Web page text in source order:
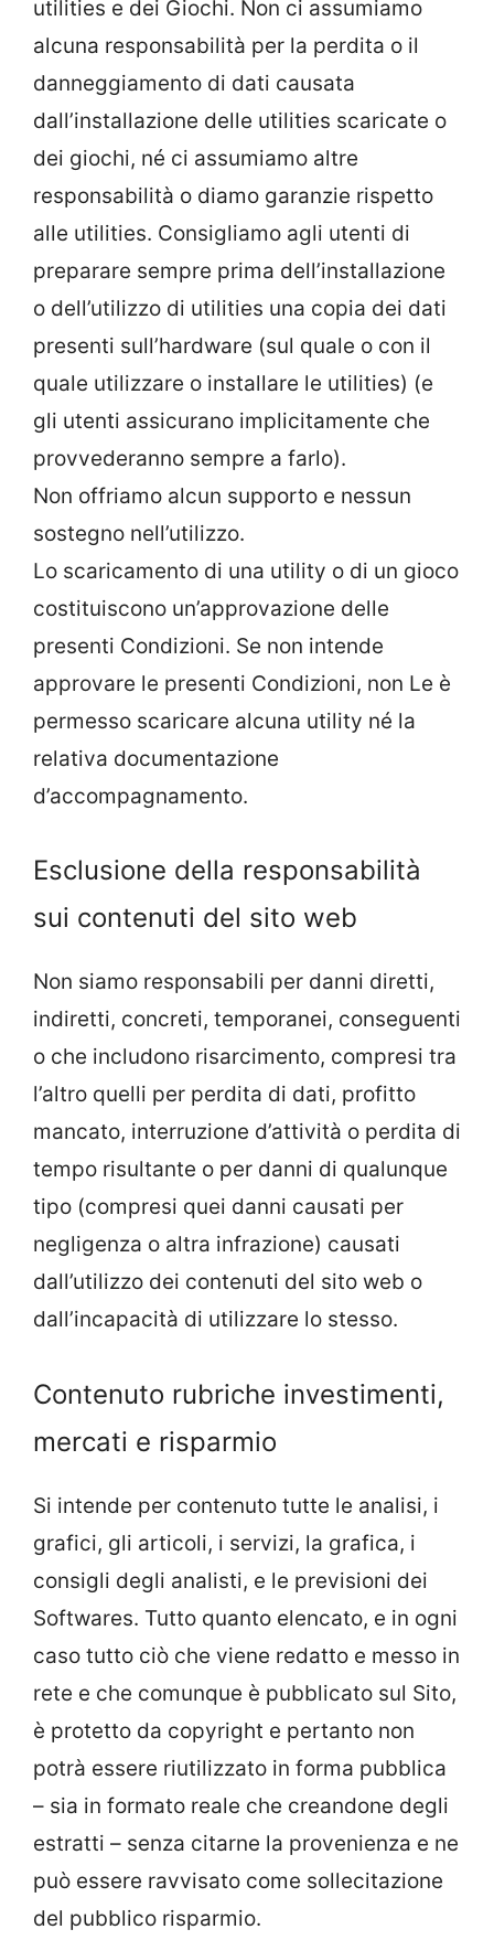
utilities e dei Giochi. Non ci assumiamo
alcuna responsabilità per la perdita o il
danneggiamento di dati causata
dall’installazione delle utilities scaricate o
dei giochi, né ci assumiamo altre
responsabilità o diamo garanzie rispetto
alle utilities. Consigliamo agli utenti di
preparare sempre prima dell’installazione
o dell’utilizzo di utilities una copia dei dati
presenti sull’hardware (sul quale o con il
quale utilizzare o installare le utilities) (e
gli utenti assicurano implicitamente che
provvederanno sempre a farlo).
Non offriamo alcun supporto e nessun
sostegno nell’utilizzo.
Lo scaricamento di una utility o di un gioco
costituiscono un’approvazione delle
presenti Condizioni. Se non intende
approvare le presenti Condizioni, non Le è
permesso scaricare alcuna utility né la
relativa documentazione
d’accompagnamento.
Esclusione della responsabilità
sui contenuti del sito web
Non siamo responsabili per danni diretti,
indiretti, concreti, temporanei, conseguenti
o che includono risarcimento, compresi tra
l’altro quelli per perdita di dati, profitto
mancato, interruzione d’attività o perdita di
tempo risultante o per danni di qualunque
tipo (compresi quei danni causati per
negligenza o altra infrazione) causati
dall’utilizzo dei contenuti del sito web o
dall’incapacità di utilizzare lo stesso.
Contenuto rubriche investimenti,
mercati e risparmio
Si intende per contenuto tutte le analisi, i
grafici, gli articoli, i servizi, la grafica, i
consigli degli analisti, e le previsioni dei
Softwares. Tutto quanto elencato, e in ogni
caso tutto ciò che viene redatto e messo in
rete e che comunque è pubblicato sul Sito,
è protetto da copyright e pertanto non
potrà essere riutilizzato in forma pubblica
– sia in formato reale che creandone degli
estratti – senza citarne la provenienza e ne
può essere ravvisato come sollecitazione
del pubblico risparmio.